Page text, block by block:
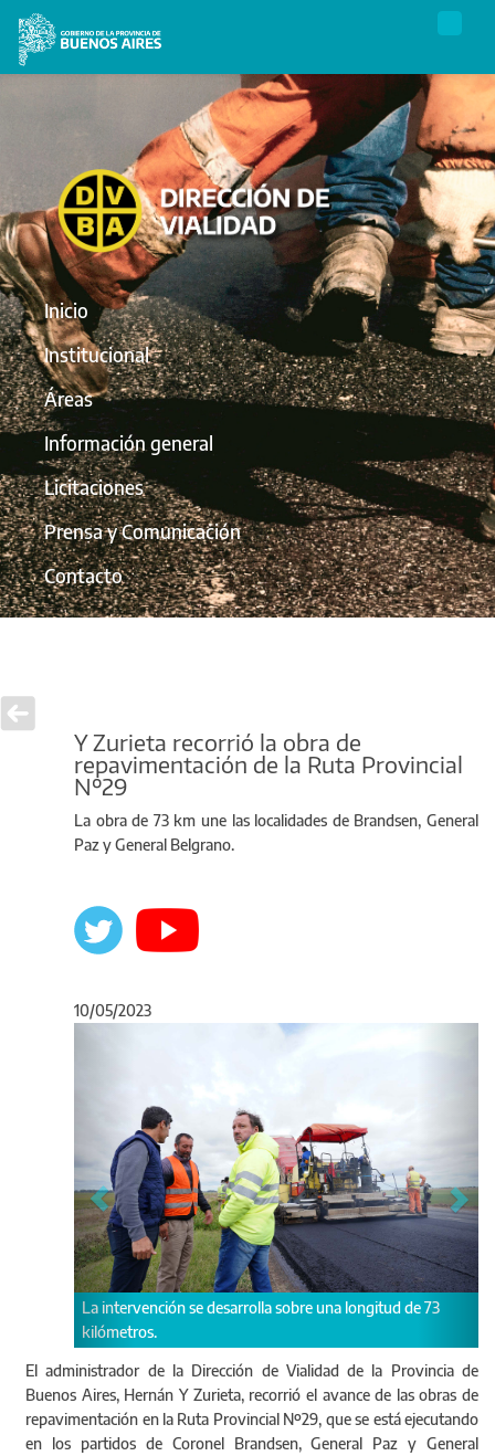
Inicio
Institucional
Áreas
Información general
Licitaciones
Prensa y Comunicación
Contacto
Y Zurieta recorrió la obra de
repavimentación de la Ruta Provincial
Nº29
La obra de 73 km une las localidades de Brandsen, General
Paz y General Belgrano.
10/05/2023
se desarrolla sobre una longitud de 73
Esta obra es una de las
El administrador de la Dirección de Vialidad de la Provincia de
Buenos Aires, Hernán Y Zurieta, recorrió el avance de las obras de
repavimentación en la Ruta Provincial Nº29, que se está ejecutando
en los partidos de Coronel Brandsen, General Paz y General